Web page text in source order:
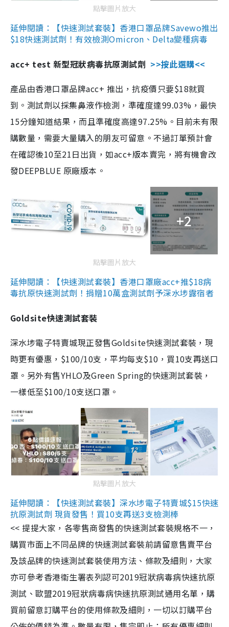
點擊圖片放大
延伸閱讀：【快速測試套裝】香港口罩品牌Savewo推出
$18快速測試劑！有效檢測Omicron、Delta變種病毒
acc+ test 新型冠狀病毒抗原測試劑 >>按此選購<<
產品由香港口罩品牌acc+ 推出，抗疫價只要$18就買
到。測試劑以採集鼻液作檢測，準確度達99.03%，最快
15分鐘知道結果，而且準確度高達97.25%。目前未有限
購數量，需要大量購入的朋友可留意。不過訂單預計會
在確認後10至21日出貨，如acc+版本賣完，將有機會改
發DEEPBLUE 原廠版本。
+2
點擊圖片放大
延伸閱讀：【快速測試套裝】香港口罩廠acc+推$18病
毒抗原快速測試劑！捐贈10萬盒測試劑予深水埗露宿者
Goldsite快速測試套裝
深水埗電子特賣城現正發售Goldsite快速測試套裝，現
時更有優惠，$100/10支，平均每支$10，買10支再送口
罩。另外有售YHLO及Green Spring的快速測試套裝，
一樣低至$100/10支送口罩。
點擊圖片放大
延伸閱讀：【快速測試套裝】深水埗電子特賣城$15快速
抗原測試劑 現貨發售！買10支再送3支檢測棒
<< 提提大家，各零售商發售的快速測試套裝規格不一，
購買市面上不同品牌的快速測試套裝前請留意售賣平台
及該品牌的快速測試套裝使用方法、條款及細則，大家
亦可參考香港衞生署表列認可2019冠狀病毒病快速抗原
測試、歐盟2019冠狀病毒病快速抗原測試通用名單，購
買前留意訂購平台的使用條款及細則，一切以訂購平台